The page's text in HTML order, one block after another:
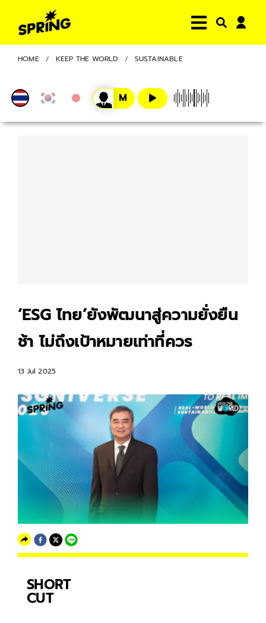
HOME KEEP THE WORLD SUSTAINABLE
‘ESG ไทย’ยังพัฒนาสู่ความยั่งยืน
ช้า ไม่ถึงเป้าหมายเท่าที่ควร
13 Jul 2025
SHORT
CUT